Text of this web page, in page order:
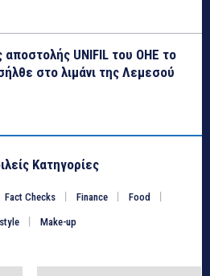
αποστολής UNIFIL του ΟΗΕ το
στο λιμάνι της Λεμεσού
Κατηγορίες
Fact Checks Finance Food
Make-up